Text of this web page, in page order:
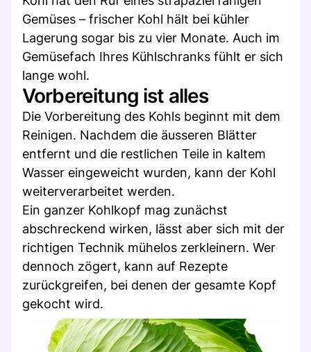
Gemüses – frischer Kohl hält bei kühler
Lagerung sogar bis zu vier Monate. Auch im
Gemüsefach Ihres Kühlschranks fühlt er sich
lange wohl.
Vorbereitung ist alles
Die Vorbereitung des Kohls beginnt mit dem
Reinigen. Nachdem die äusseren Blätter
entfernt und die restlichen Teile in kaltem
Wasser eingeweicht wurden, kann der Kohl
weiterverarbeitet werden.
Ein ganzer Kohlkopf mag zunächst
abschreckend wirken, lässt aber sich mit der
richtigen Technik mühelos zerkleinern. Wer
dennoch zögert, kann auf Rezepte
zurückgreifen, bei denen der gesamte Kopf
gekocht wird.